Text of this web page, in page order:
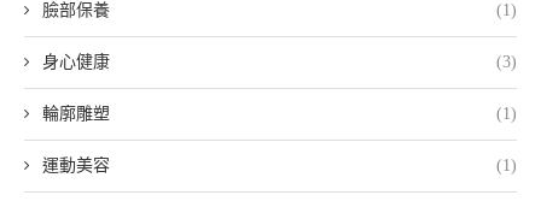
臉部保養 (1)
身心健康 (3)
輪廓雕塑 (1)
運動美容 (1)